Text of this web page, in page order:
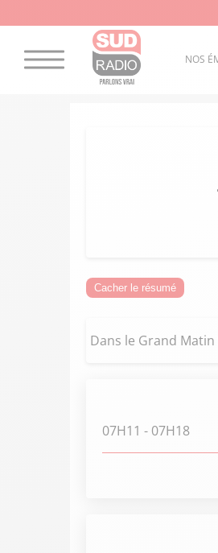
NOS
Cacher le résumé
Dans le Grand
07H11 - 07H18